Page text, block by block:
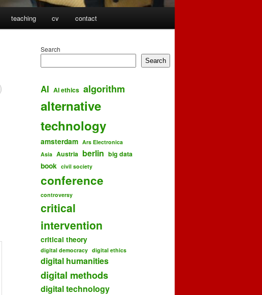
teaching cv contact
Search
Search
AI AI ethics algorithm
alternative
technology
amsterdam Ars Electronica
Asia Austria berlin big data
book civil society
conference
controversy
critical
intervention
critical theory
digital democracy digital ethics
digital humanities
digital methods
digital technology